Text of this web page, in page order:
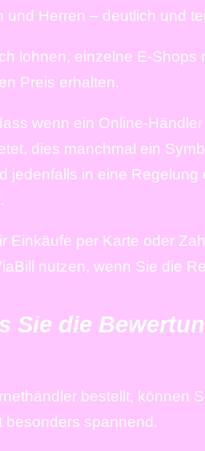
und Herren – deutlich und
lohnen, einzelne E-
Preis erhalten.
wenn ein Online-
dies manchmal ein
jedenfalls in eine
Einkäufe per Karte oder
nutzen, wenn Sie die
Sie die
bestellt, können
besonders spannend.